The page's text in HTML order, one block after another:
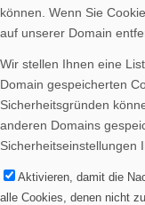
Menü
können. Wenn Sie
auf unserer Domain
Wir stellen Ihnen eine
Domain gespeicherten
Sicherheitsgründen
anderen Domains
Sicherheitseinstellungen
Aktivieren, damit die
alle Cookies, denen nicht